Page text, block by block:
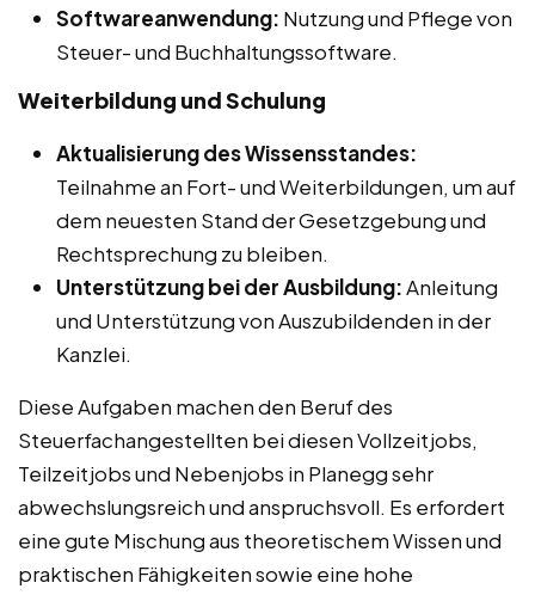
Softwareanwendung: Nutzung und Pflege von
Steuer- und Buchhaltungssoftware.
Weiterbildung und Schulung
Aktualisierung des Wissensstandes:
Teilnahme an Fort- und Weiterbildungen, um auf
dem neuesten Stand der Gesetzgebung und
Rechtsprechung zu bleiben.
Unterstützung bei der Ausbildung:Anleitung
und Unterstützung von Auszubildenden in der
Kanzlei.
Diese Aufgaben machen den Beruf des
Steuerfachangestellten bei diesen Vollzeitjobs,
Teilzeitjobs und Nebenjobs in Planegg sehr
abwechslungsreich und anspruchsvoll. Es erfordert
eine gute Mischung aus theoretischem Wissen und
praktischen Fähigkeiten sowie eine hohe